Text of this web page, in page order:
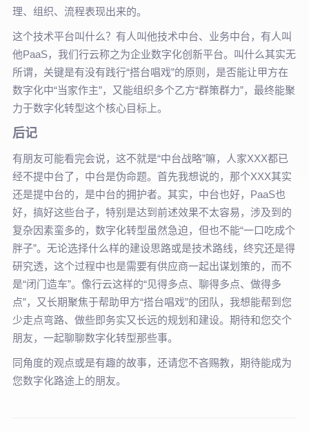
理、组织、流程表现出来的。
这个技术平台叫什么？有人叫他技术中台、业务中台，有人叫
他PaaS，我们行云称之为企业数字化创新平台。叫什么其实无
所谓，关键是有没有践行“搭台唱戏”的原则，是否能让甲方在
数字化中“当家作主”，又能组织多个乙方“群策群力”，最终能聚
力于数字化转型这个核心目标上。
后记
有朋友可能看完会说，这不就是“中台战略”嘛，人家XXX都已
经不提中台了，中台是伪命题。首先我想说的，那个XXX其实
还是提中台的，是中台的拥护者。其实，中台也好，PaaS也
好，搞好这些台子，特别是达到前述效果不太容易，涉及到的
复杂因素蛮多的，数字化转型虽然急迫，但也不能“一口吃成个
胖子”。无论选择什么样的建设思路或是技术路线，终究还是得
研究透，这个过程中也是需要有供应商一起出谋划策的，而不
是“闭门造车”。像行云这样的“见得多点、聊得多点、做得多
点”，又长期聚焦于帮助甲方“搭台唱戏”的团队，我想能帮到您
少走点弯路、做些即务实又长远的规划和建设。期待和您交个
朋友，一起聊聊数字化转型那些事。
同角度的观点或是有趣的故事，还请您不吝赐教，期待能成为
您数字化路途上的朋友。